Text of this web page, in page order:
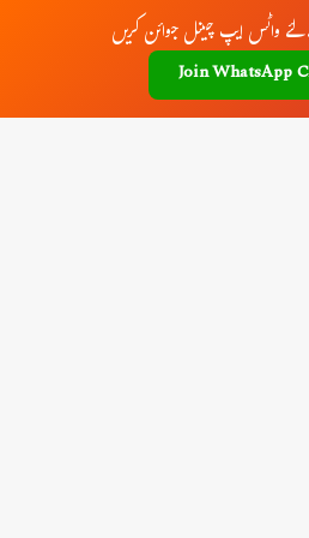
واٹس ایپ چینل جوائن کریں
Join WhatsApp